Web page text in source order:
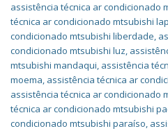
assistência técnica ar condicionado
técnica ar condicionado mtsubishi
condicionado mtsubishi liberdade,
condicionado mtsubishi luz,
mtsubishi mandaqui, assistência
moema, assistência técnica ar
assistência técnica ar condicionado
técnica ar condicionado mtsubishi
condicionado mtsubishi paraíso,